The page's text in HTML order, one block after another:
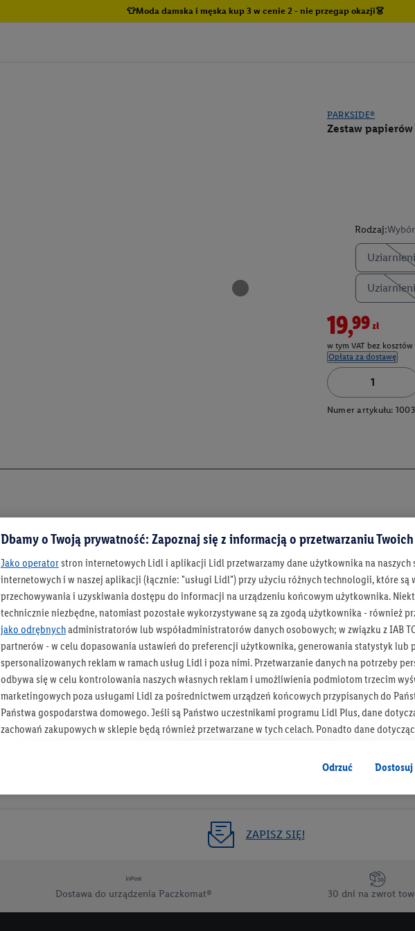
👕Moda damska i męska kup 3 w cenie 2 - nie przegap okazji👗
PARKSIDE®
Zestaw
Rodzaj:
19,99zł
w tym VAT bez kosztów
Opłata za dostawę
Numer artykułu:
Bądź na
Otrzymuj newsletter Lidla
Zapisz się!
ZAPISZ SIĘ!
Dostawa do urządzenia Paczkomat® 30 dni na zwrot
Dbamy o Twoją prywatność: Zapoznaj się z informacją o przetwarzaniu
Jako operatorstron internetowych Lidl i aplikacji Lidl przetwarzamy dane użytkownika na naszych
internetowych i w naszej aplikacji (łącznie: "usługi Lidl") przy użyciu różnych technologii, które są
przechowywania i uzyskiwania dostępu do informacji na urządzeniu końcowym użytkownika.
technicznie niezbędne, natomiast pozostałe wykorzystywane są za zgodą użytkownika - również
jako odrębnychadministratorów lub współadministratorów danych osobowych; w związku z IAB
partnerów - w celu dopasowania ustawień do preferencji użytkownika, generowania statystyk lub
spersonalizowanych reklam w ramach usług Lidl i poza nimi. Przetwarzanie danych na potrzeby
odbywa się w celu kontrolowania naszych własnych reklam i umożliwienia podmiotom trzecim
marketingowych poza usługami Lidl za pośrednictwem urządzeń końcowych przypisanych do
Państwa gospodarstwa domowego. Jeśli są Państwo uczestnikami programu Lidl Plus, dane
zachowań zakupowych w sklepie będą również przetwarzane w tych celach. Ponadto dane
jako niezależny administrator danych
Tworzenie spersonalizowanych reklam opiera się na generowaniu profili, które są również
informacji z konta klienta - np. wieku lub płci - a także dokładnych danych dotyczących lokalizacji),
urządzenia końcowe i usługi Lidl, w tym przechowywanie lub uzyskiwanie dostępu do informacji na
przetwarzanie odbywa się również w celu pomiaru wydajności/skuteczności reklamy, badania grup
opracowywania ofert oraz zapewnienia bezpieczeństwa technicznego i optymalizacji wyświetlania
Odrzuć Dostosuj